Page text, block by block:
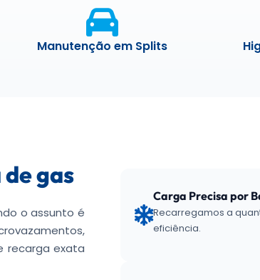
Manutenção em Splits
gas
o assunto é
recarga exata
Carga Precisa por
Recarregamos a
eficiência.